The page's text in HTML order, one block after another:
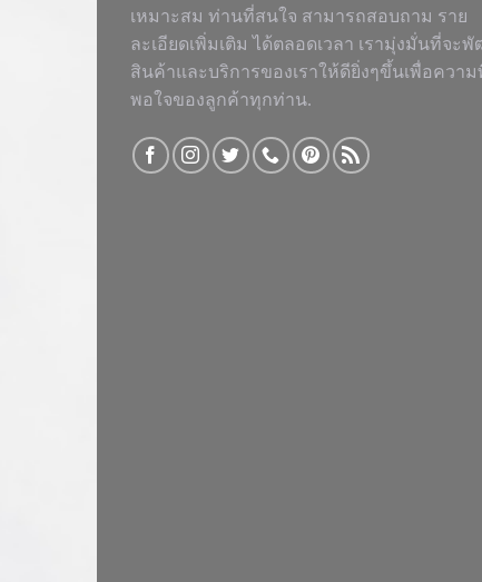
เหมาะสม ท่านที่สนใจ สามารถสอบถาม ราย
ละเอียดเพิ่มเติม ได้ตลอดเวลา เรามุ่งมั่นที่จะ
สินค้าและบริการของเราให้ดียิ่งๆขึ้นเพื่อความ
พอใจของลูกค้าทุกท่าน.